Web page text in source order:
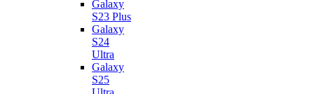
Galaxy
S23 Plus
Galaxy
S24
Ultra
Galaxy
S25